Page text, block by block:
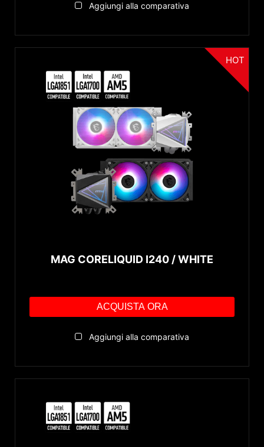
Aggiungi alla comparativa
HOT
MAG CORELIQUID I240 / WHITE
ACQUISTA ORA
Aggiungi alla comparativa